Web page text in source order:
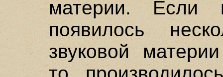
материи. Если
появилось
звуковой